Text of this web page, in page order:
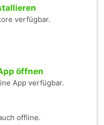
verfügbar.
öffnen
App verfügbar.
offline.